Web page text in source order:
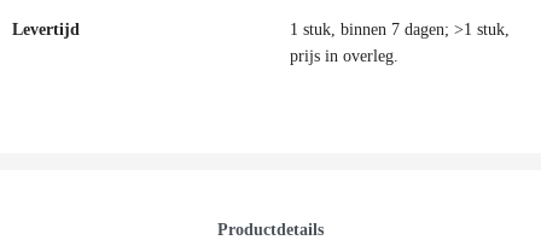
Levertijd
1 stuk, binnen 7 dagen; >1 stuk,
prijs in overleg.
Productdetails